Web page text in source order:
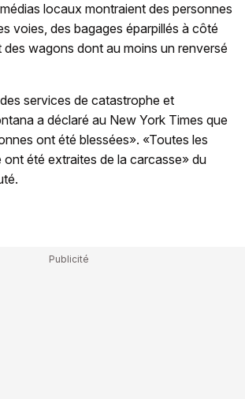
locaux montraient des personnes
voies, des bagages éparpillés à côté
des wagons dont au moins un renversé
services de catastrophe et
a déclaré au New York Times que
ont été blessées». «Toutes les
ont été extraites de la carcasse» du